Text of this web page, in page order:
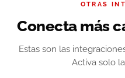
OTRAS
Conecta más
Estas son las
Activa solo